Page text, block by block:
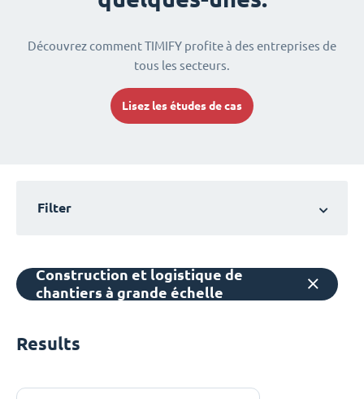
Découvrez comment TIMIFY profite à des entreprises de
tous les secteurs.
Lisez les études de cas
Filter
Construction et logistique de
chantiers à grande échelle
Results